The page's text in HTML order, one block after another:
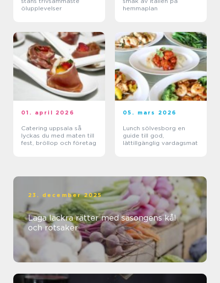
ölupplevelser
hemmaplan
01. april 2026
Catering uppsala så
lyckas du med maten till
fest, bröllop och företag
05. mars 2026
Lunch sölvesborg en
guide till god,
lättillgänglig vardagsmat
23. december 2025
Laga läckra rätter med säsongens kål
och rotsaker